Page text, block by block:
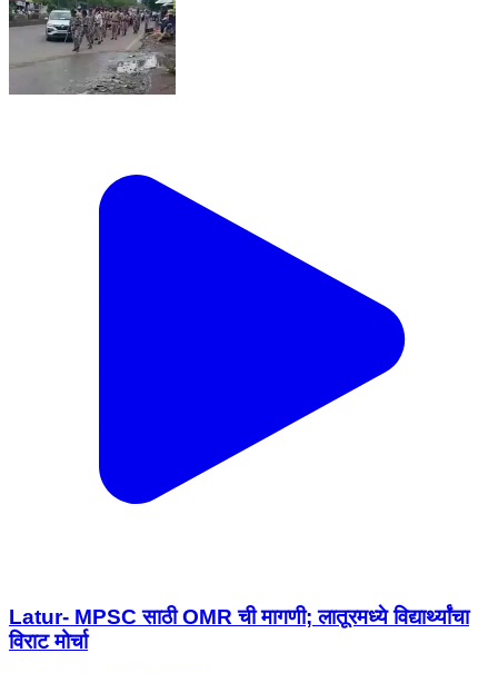
Latur- MPSC साठी OMR ची मागणी; लातूरमध्ये विद्यार्थ्यांचा
विराट मोर्चा